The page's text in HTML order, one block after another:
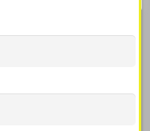
amoxaren
lastra